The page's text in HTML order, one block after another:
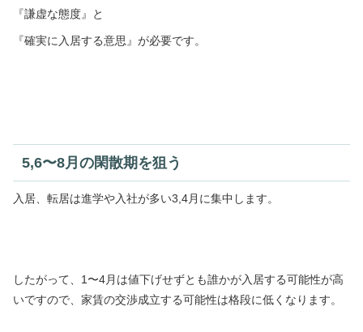
『謙虚な態度』と
『確実に入居する意思』が必要です。
5,6〜8月の閑散期を狙う
入居、転居は進学や入社が多い3,4月に集中します。
したがって、1〜4月は値下げせずとも誰かが入居する可能性が高
いですので、家賃の交渉成立する可能性は格段に低くなります。